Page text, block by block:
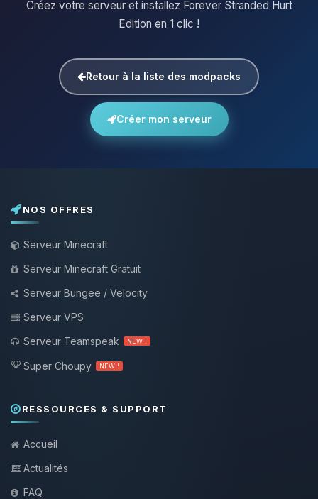
Créez votre serveur et installez Forever Stranded Hurt
Edition en 1 clic !
Retour à la liste des modpacks
Créer mon serveur
NOS OFFRES
Serveur Minecraft
Serveur Minecraft Gratuit
Serveur Bungee / Velocity
Serveur VPS
Serveur Teamspeak
NEW !
Super Choupy NEW !
RESSOURCES & SUPPORT
Accueil
Actualités
FAQ